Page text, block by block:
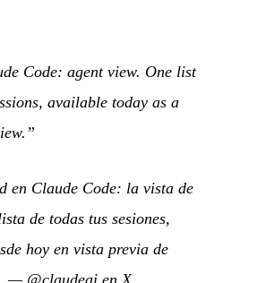
Code: agent view. One list
available today as a
en Claude Code: la vista de
de todas tus sesiones,
hoy en vista previa de